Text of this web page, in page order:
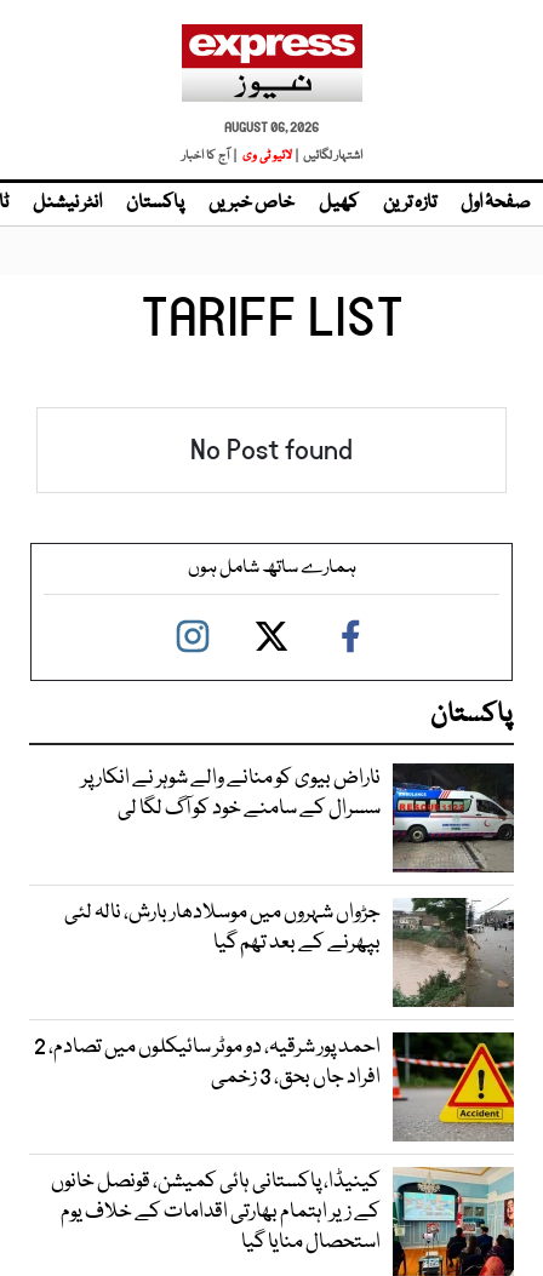
AUGUST 06, 2026
اشتہار لگائیں | لائیو ٹی وی | آج کا اخبار
صفحۂ اول تازہ ترین کھیل خاص خبریں پاکستان انٹر نیشنل
TARIFF LIST
No Post found
ہمارے ساتھ شامل ہوں
پاکستان
ناراض بیوی کو منانے والے شوہر نے انکار پر
سسرال کے سامنے خود کو آگ لگا لی
جڑواں شہروں میں موسلادھار بارش، نالہ لئی
بپھرنے کے بعد تھم گیا
احمد پور شرقیہ، دو موٹر سائیکلوں میں تصادم، 2
افراد جاں بحق، 3 زخمی
کینیڈا، پاکستانی ہائی کمیشن، قونصل خانوں
کے زیر اہتمام بھارتی اقدامات کے خلاف یوم
استحصال منایا گیا